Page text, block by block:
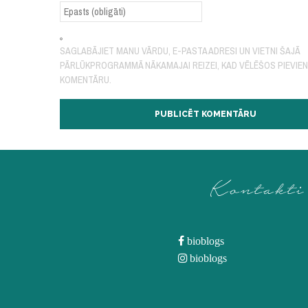
SAGLABĀJIET MANU VĀRDU, E-PASTA ADRESI UN VIETNI ŠAJĀ
PĀRLŪKPROGRAMMĀ NĀKAMAJAI REIZEI, KAD VĒLĒŠOS
KOMENTĀRU.
Kontakti
bioblogs
bioblogs